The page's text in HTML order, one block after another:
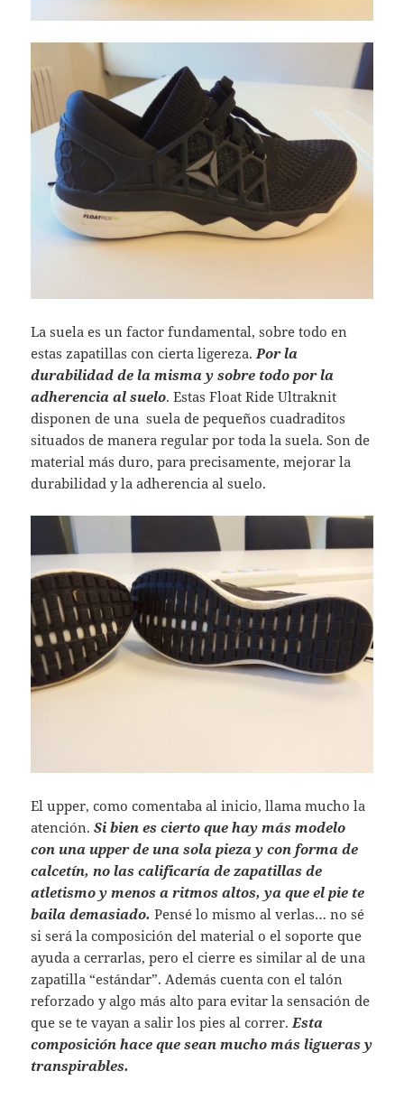
La suela es un factor fundamental, sobre todo en
estas zapatillas con cierta ligereza.Por la
durabilidad de la misma y sobre todo por la
adherencia al suelo. Estas Float Ride Ultraknit
disponen de una suela de pequeños cuadraditos
situados de manera regular por toda la suela. Son de
material más duro, para precisamente, mejorar la
durabilidad y la adherencia al suelo.
El upper, como comentaba al inicio, llama mucho la
atención.Si bien es cierto que hay más modelo
con una upper de una sola pieza y con forma de
calcetín, no las calificaría de zapatillas de
atletismo y menos a ritmos altos, ya que el pie te
baila demasiado. Pensé lo mismo al verlas… no sé
si será la composición del material o el soporte que
ayuda a cerrarlas, pero el cierre es similar al de una
zapatilla “estándar”. Además cuenta con el talón
reforzado y algo más alto para evitar la sensación de
que se te vayan a salir los pies al correr. Esta
composición hace que sean mucho más ligueras y
transpirables.